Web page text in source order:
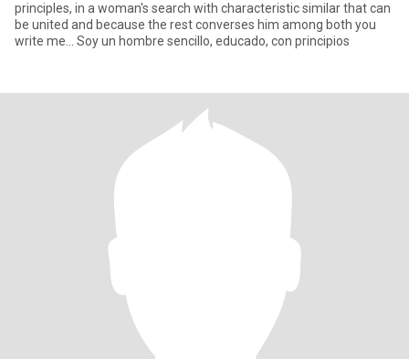
principles, in a woman's search with characteristic similar that can
be united and because the rest converses him among both you
write me... Soy un hombre sencillo, educado, con principios